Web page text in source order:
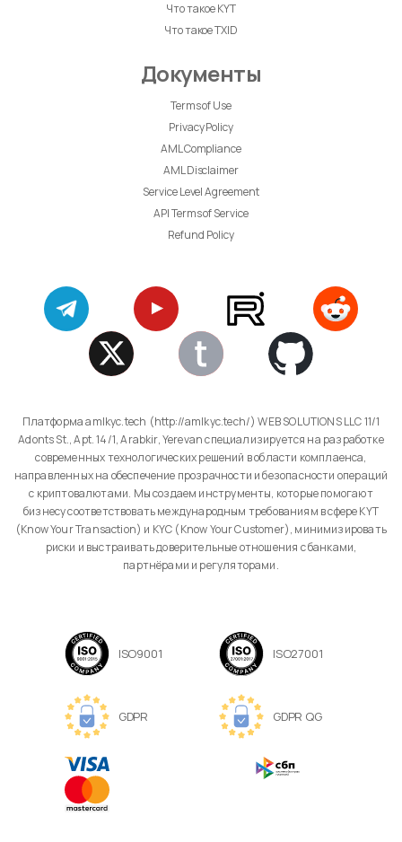
Что такое KYT
Что такое TXID
Документы
Terms of Use
Privacy Policy
AML Compliance
AML Disclaimer
Service Level Agreement
API Terms of Service
Refund Policy
Платформа amlkyc.tech (http://amlkyc.tech/) WEB SOLUTIONS LLC 11/1
Adonts St., Apt. 14/1, Arabkir, Yerevan специализируется на разработке
современных технологических решений в области комплаенса,
направленных на обеспечение прозрачности и безопасности операций
с криптовалютами. Мы создаем инструменты, которые помогают
бизнесу соответствовать международным требованиям в сфере KYT
(Know Your Transaction) и KYC (Know Your Customer), минимизировать
риски и выстраивать доверительные отношения с банками,
партнёрами и регуляторами.
ISO9001 ISO27001
GDPR GDPR QG